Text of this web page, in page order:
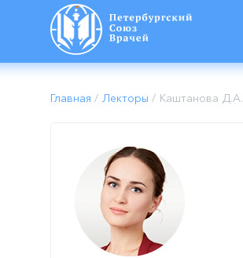
Главная / Лекторы / Каштанова Д.А.